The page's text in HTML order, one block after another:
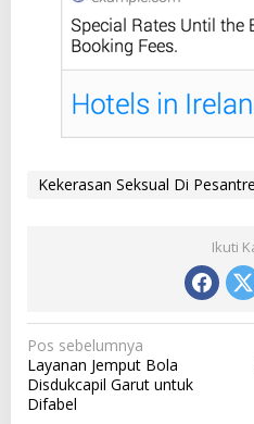
Kekerasan Seksual Di
Ikuti
N
a
v
Pos sebelumnya
Layanan Jemput Bola
Disdukcapil Garut untuk
Difabel